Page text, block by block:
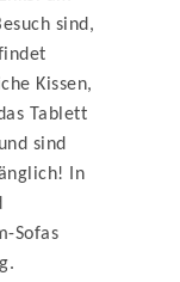
sind,
Kissen,
Tablett
sind
In
Sofas